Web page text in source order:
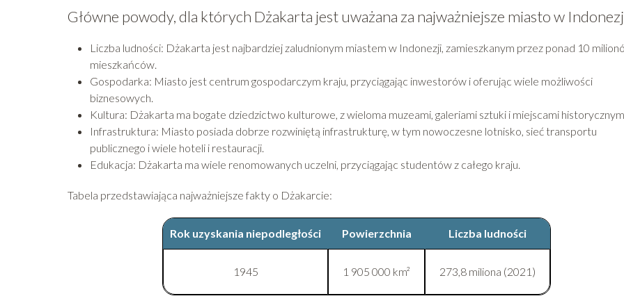
Główne powody, dla których Dżakarta jest uważana za najważniejsze miasto w
Liczba ludności: Dżakarta jest najbardziej zaludnionym miastem w Indonezji, zamieszkanym przez ponad 10
mieszkańców.
Gospodarka: Miasto jest centrum gospodarczym kraju, przyciągając inwestorów i oferując wiele możliwości
biznesowych.
Kultura: Dżakarta ma bogate dziedzictwo kulturowe, z wieloma muzeami, galeriami sztuki i miejscami
Infrastruktura: Miasto posiada dobrze rozwiniętą infrastrukturę, w tym nowoczesne lotnisko, sieć transportu
publicznego i wiele hoteli i restauracji.
Edukacja: Dżakarta ma wiele renomowanych uczelni, przyciągając studentów z całego kraju.
Tabela przedstawiająca najważniejsze fakty o Dżakarcie:
Rok uzyskania niepodległości Powierzchnia Liczba ludności
1945 1 905 000 km² 273,8 miliona (2021)